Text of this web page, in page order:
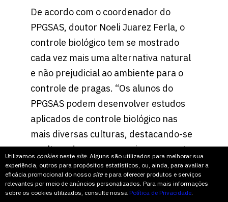
Utilizamos cookiesneste site. Alguns são utilizados para melhorar sua
experiência, outros para propósitos estatísticos, ou, ainda, para avaliar a
eficácia promocional do nosso site e para oferecer produtos e serviços
relevantes por meio de anúncios personalizados. Para mais informações
sobre os cookies utilizados, consulte nossa Política de Privacidade.
De acordo com o coordenador do
PPGSAS, doutor Noeli Juarez Ferla, o
controle biológico tem se mostrado
cada vez mais uma alternativa natural
e não prejudicial ao ambiente para o
controle de pragas. “Os alunos do
PPGSAS podem desenvolver estudos
aplicados de controle biológico nas
mais diversas culturas, destacando-se
a cultura do morango, soja, erva-mate,
videiras, bem como a cadeia avícola
com o controle ecológico de
ectoparasitas”.